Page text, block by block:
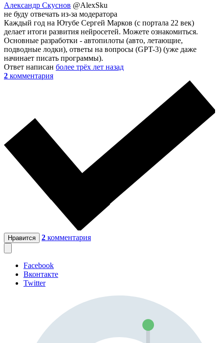
Александр Скуснов @AlexSku
не буду отвечать из-за модератора
Каждый год на Ютубе Сергей Марков (с портала 22 век)
делает итоги развития нейросетей. Можете ознакомиться.
Основные разработки - автопилоты (авто, летающие,
подводные лодки), ответы на вопросы (GPT-3) (уже даже
начинает писать программы).
Ответ написан более трёх лет назад
2 комментария
Нравится 2 комментария
Facebook
Вконтакте
Twitter